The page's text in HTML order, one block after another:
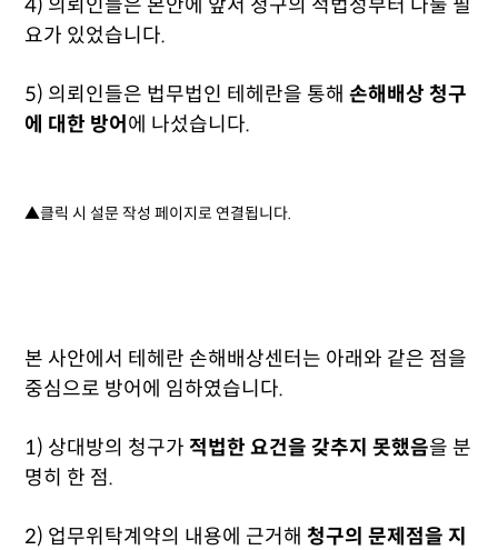
4) 의뢰인들은 본안에 앞서 청구의 적법성부터 다툴 필
요가 있었습니다.
5) 의뢰인들은 법무법인 테헤란을 통해손해배상 청구
에 대한 방어 에 나섰습니다.
▲클릭 시 설문 작성 페이지로 연결됩니다.
본 사안에서 테헤란 손해배상센터는 아래와 같은 점을
중심으로 방어에 임하였습니다.
1) 상대방의 청구가 적법한 요건을 갖추지 못했음을 분
명히 한 점.
2) 업무위탁계약의 내용에 근거해청구의 문제점을 지